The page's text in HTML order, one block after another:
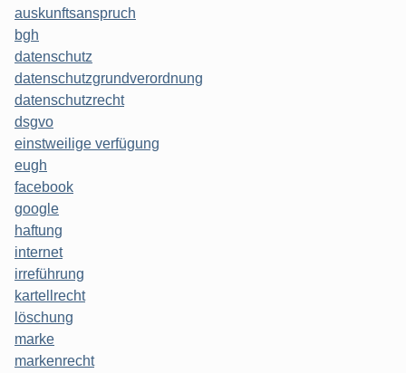
auskunftsanspruch
bgh
datenschutz
datenschutzgrundverordnung
datenschutzrecht
dsgvo
einstweilige verfügung
eugh
facebook
google
haftung
internet
irreführung
kartellrecht
löschung
marke
markenrecht